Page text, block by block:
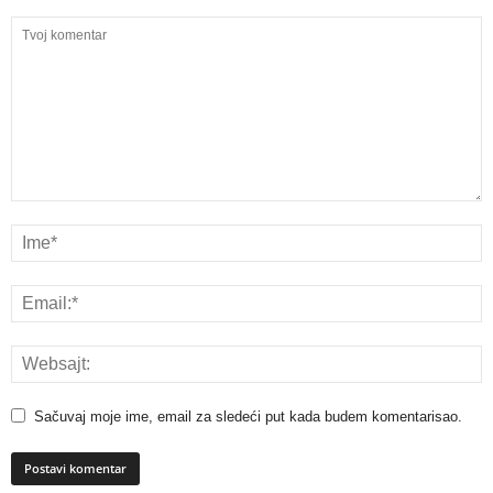
Sačuvaj moje ime, email za sledeći put kada budem komentarisao.